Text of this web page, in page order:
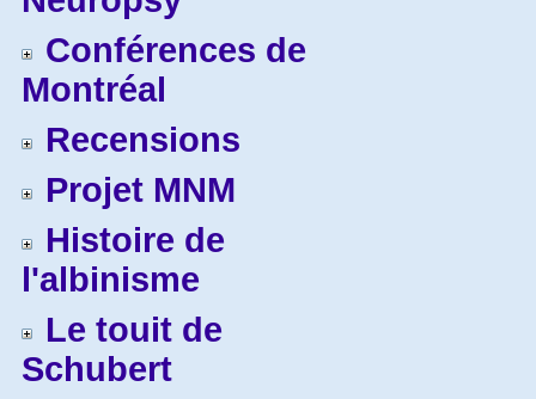
Conférences de
Montréal
Recensions
Projet MNM
Histoire de
l'albinisme
Le touit de
Schubert